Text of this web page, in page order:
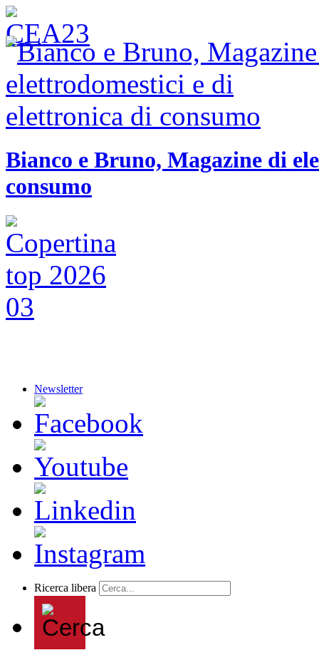
Bianco e Bruno, Magazine di
consumo
Newsletter
Ricerca libera